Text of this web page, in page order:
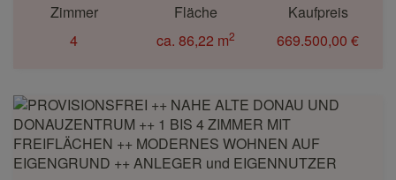
Zimmer
4
Fläche
ca. 86,22 m2
Kaufpreis
669.500,00 €